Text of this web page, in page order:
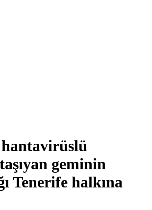
geminin
Tenerife halkına